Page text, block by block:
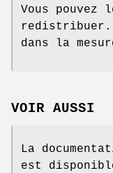
Vous
redistribuer.
dans la
VOIR AUSSI
La
est